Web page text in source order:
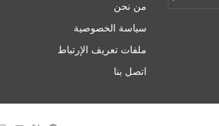
من نحن
سياسة الخصوصية
ملفات تعريف الإرتباط
اتصل بنا